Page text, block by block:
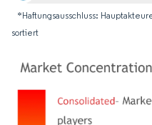
*Haftungsausschluss:
sortiert